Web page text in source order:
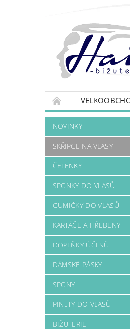
NOVINKY
SKŘIPCE NA VLASY
ČELENKY
SPONKY DO VLASŮ
GUMIČKY DO VLASŮ
KARTÁČE A HŘEBENY
DOPLŇKY ÚČESŮ
DÁMSKÉ PÁSKY
SPONY
PINETY DO VLASŮ
BIŽUTERIE